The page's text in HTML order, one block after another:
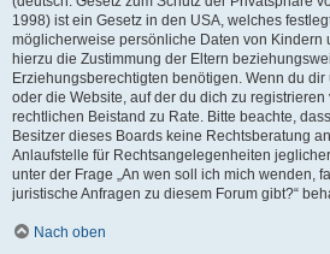
1998) ist ein Gesetz in den USA, welches
möglicherweise persönliche Daten von Kindern
hierzu die Zustimmung der Eltern
Erziehungsberechtigten benötigen. Wenn du
oder die Website, auf der du dich zu
rechtlichen Beistand zu Rate. Bitte beachte,
Besitzer dieses Boards keine Rechtsberatung
Anlaufstelle für Rechtsangelegenheiten
unter der Frage „An wen soll ich mich wenden,
juristische Anfragen zu diesem Forum gibt?“
Nach oben